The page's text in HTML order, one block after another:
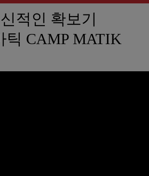
적인 확보기
틱 CAMP MATIK